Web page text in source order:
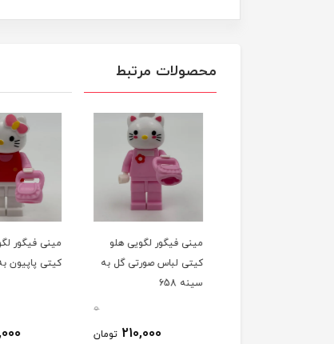
محصولات مرتبط
مینی فیگور لگویی هلو
کیتی لباس صورتی گل به
سینه 658
0
210,000 تومان
مینی فیگور
کیتی پاپیون به